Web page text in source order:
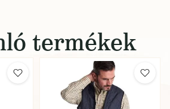
termékek